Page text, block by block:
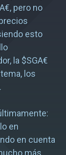
pero no
esto
la $SGA€
los
en
en cuenta
más